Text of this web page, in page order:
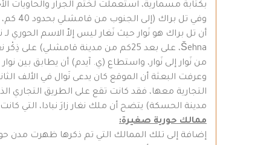
بكتابة مسمارية، استعملت لختم الجرار والحاويات
وفي
وعرفت البعثة أن الموقع كان يدعى نَوال في الألف
مدينة الحسكة) يتضح أن ملك نغار زارَ نبادا، التي
ممالك حورية صغيرة:
إضافة إلى تلك الممالك التي تم ذكرها ظهرت